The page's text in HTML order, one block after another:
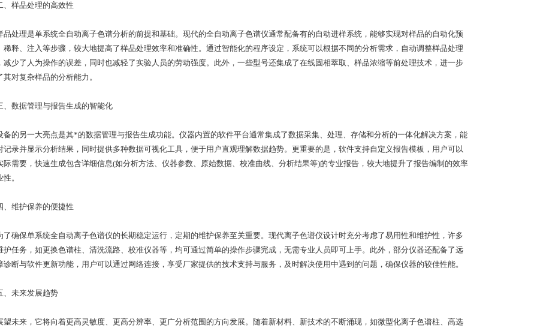
样品处理的高效性
理是单系统全自动离子色谱分析的前提和基础。现代的全自动离子色谱仪通常配备有的自动进样系统，能够实现对样品的自动化预
稀释、注入等步骤，较大地提高了样品处理效率和准确性。通过智能化的程序设定，系统可以根据不同的分析需求，自动调整样品处理
减少了人为操作的误差，同时也减轻了实验人员的劳动强度。此外，一些型号还集成了在线固相萃取、样品浓缩等前处理技术，进一步
其对复杂样品的分析能力。
数据管理与报告生成的智能化
另一大亮点是其*的数据管理与报告生成功能。仪器内置的软件平台通常集成了数据采集、处理、存储和分析的一体化解决方案，能
记录并显示分析结果，同时提供多种数据可视化工具，便于用户直观理解数据趋势。更重要的是，软件支持自定义报告模板，用户可以
际需要，快速生成包含详细信息(如分析方法、仪器参数、原始数据、校准曲线、分析结果等)的专业报告，较大地提升了报告编制的效率
。
维护保养的便捷性
保单系统全自动离子色谱仪的长期稳定运行，定期的维护保养至关重要。现代离子色谱仪设计时充分考虑了易用性和维护性，许多
护任务，如更换色谱柱、清洗流路、校准仪器等，均可通过简单的操作步骤完成，无需专业人员即可上手。此外，部分仪器还配备了远
诊断与软件更新功能，用户可以通过网络连接，享受厂家提供的技术支持与服务，及时解决使用中遇到的问题，确保仪器的较佳性能。
未来发展趋势
来，它将向着更高灵敏度、更高分辨率、更广分析范围的方向发展。随着新材料、新技术的不断涌现，如微型化离子色谱柱、高选